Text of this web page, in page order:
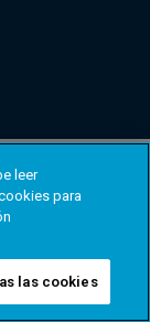
leer
para
las cookies